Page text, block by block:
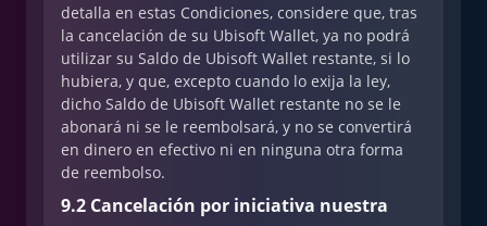
detalla en estas Condiciones, considere que, tras
la cancelación de su Ubisoft Wallet, ya no podrá
utilizar su Saldo de Ubisoft Wallet restante, si lo
hubiera, y que, excepto cuando lo exija la ley,
dicho Saldo de Ubisoft Wallet restante no se le
abonará ni se le reembolsará, y no se convertirá
en dinero en efectivo ni en ninguna otra forma
de reembolso.
9.2 Cancelación por iniciativa nuestra